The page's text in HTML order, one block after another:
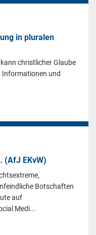
in pluralen
christlicher Glaube
Informationen und
(AfJ EKvW)
Botschaften
auf
Medi...